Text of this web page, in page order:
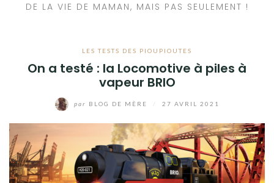
DE LA VIE DE MAMAN, MAIS PAS SEULEMENT !
LES TESTS DES PIOUPIOUTES
On a testé : la Locomotive à piles à
vapeur BRIO
par BLOG DE MÈRE 27 AVRIL 2021